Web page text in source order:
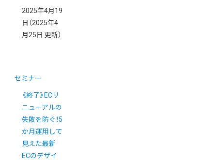
2025年4月19
日 （2025年4
月25日 更新）
セミナー
《終了》ECリ
ニューアルの
失敗を防ぐ！5
か月運用して
見えた最新
ECのデザイ